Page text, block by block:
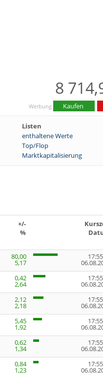
8
Werbung Kaufen
Listen
enthaltene Werte
Top/Flop
Marktkapitalisierung
+/-
%
80,00
5,17
0,42
2,64
2,12
2,18
5,45
1,92
0,62
1,34
0,84
1,23